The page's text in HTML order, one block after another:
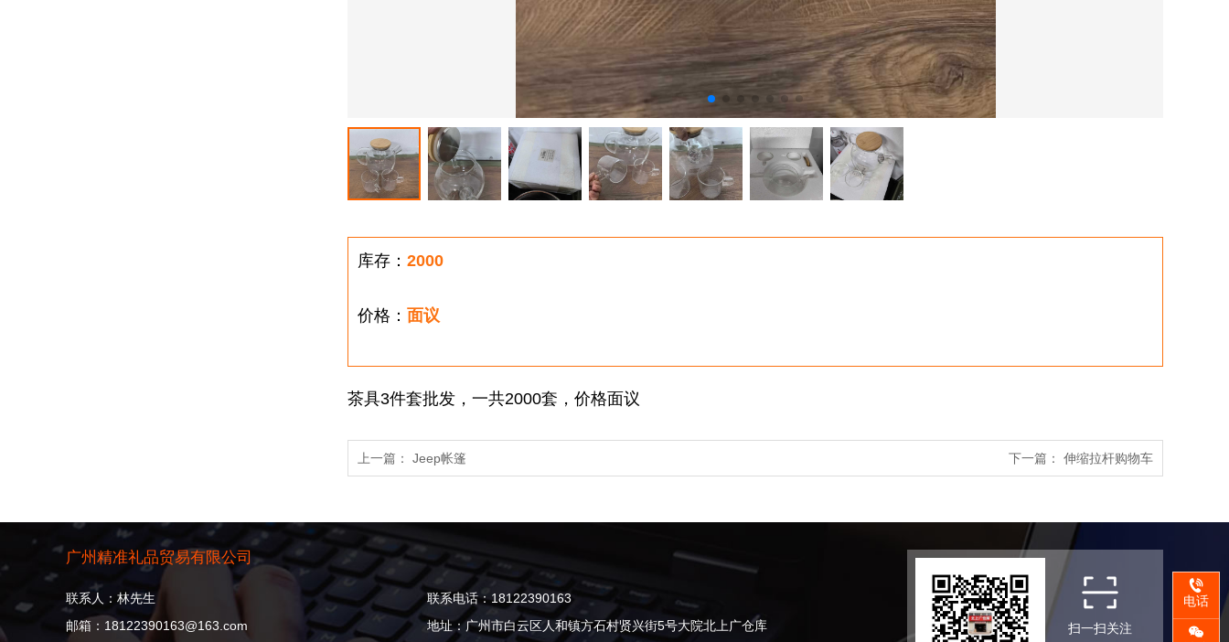
库存： 2000
价格： 面议
茶具3件套批发，一共2000套，价格面议
上一篇： Jeep帐篷 下一篇： 伸缩拉杆购物车
扫一扫关注
广州精准礼品贸易有限公司
联系人：林先生
联系电话：18122390163
邮箱：18122390163@163.com
地址：广州市白云区人和镇方石村贤兴街5号大院北上广仓库
电话